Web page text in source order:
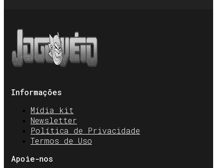
Informações
Mídia kit
Newsletter
Política de Privacidade
Termos de Uso
Apoie-nos